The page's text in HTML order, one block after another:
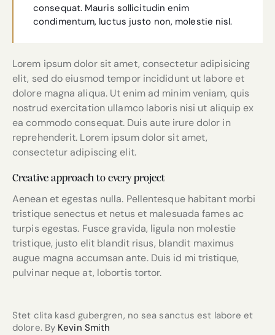
consequat. Mauris sollicitudin enim
condimentum, luctus justo non, molestie nisl.
Lorem ipsum dolor sit amet, consectetur adipisicing
elit, sed do eiusmod tempor incididunt ut labore et
dolore magna aliqua. Ut enim ad minim veniam, quis
nostrud exercitation ullamco laboris nisi ut aliquip ex
ea commodo consequat. Duis aute irure dolor in
reprehenderit. Lorem ipsum dolor sit amet,
consectetur adipiscing elit.
Creative approach to every project
Aenean et egestas nulla. Pellentesque habitant morbi
tristique senectus et netus et malesuada fames ac
turpis egestas. Fusce gravida, ligula non molestie
tristique, justo elit blandit risus, blandit maximus
augue magna accumsan ante. Duis id mi tristique,
pulvinar neque at, lobortis tortor.
Stet clita kasd gubergren, no sea sanctus est labore et
dolore. By Kevin Smith